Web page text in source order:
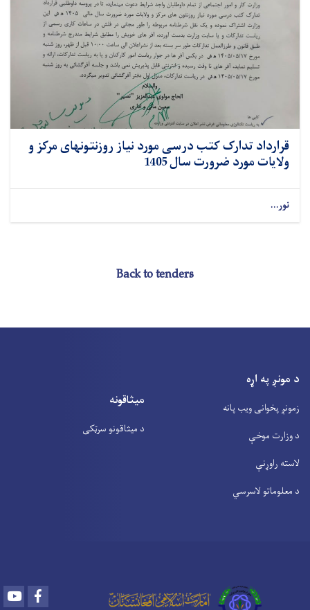
قرارداد تدارک کتب درسی مورد نیاز روزنتونهای مرکز و
ولایات مورد ضرورت سال 1405
نور...
Back to tenders
د مونږ په اړه
زمونږ پخوانی ویب پانه
د وزارت موخې
لاسته راوړنې
د معلوماتو لاسرسي
میثاقونه
د میثاقونو سرټکی
Youtube